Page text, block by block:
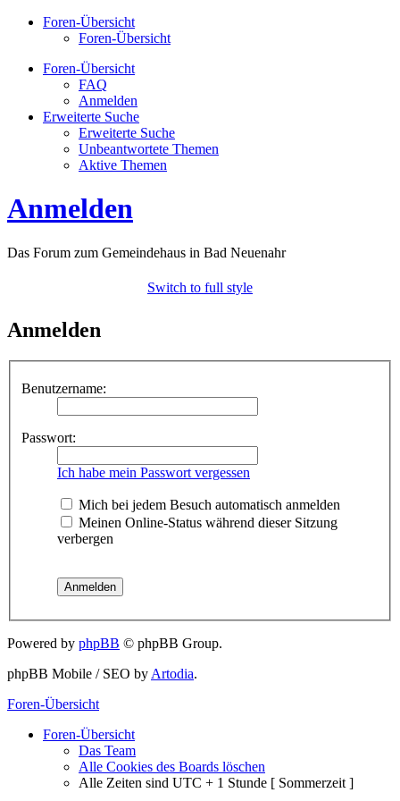
Foren-Übersicht
Foren-Übersicht
Foren-Übersicht
FAQ
Anmelden
Erweiterte Suche
Erweiterte Suche
Unbeantwortete Themen
Aktive Themen
Anmelden
Das Forum zum Gemeindehaus in Bad Neuenahr
Switch to full style
Anmelden
Benutzername:
Passwort:
Ich habe mein Passwort vergessen
Mich bei jedem Besuch automatisch anmelden
Meinen Online-Status während dieser Sitzung
verbergen
Powered by phpBB © phpBB Group.
phpBB Mobile / SEO by Artodia.
Foren-Übersicht
Foren-Übersicht
Das Team
Alle Cookies des Boards löschen
Alle Zeiten sind UTC + 1 Stunde [ Sommerzeit ]